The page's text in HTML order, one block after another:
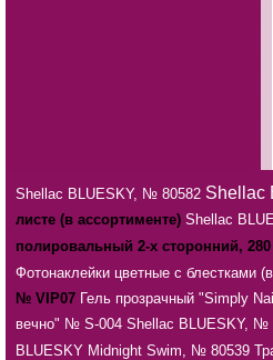
Shellac BLUESKY, № 80582 Shellac
листе (в ассортименте) Shellac
полировальный 2-х сторонний, 280
Фотонаклейки цветные с блестками
№ VIP07 Гель прозрачный "Simply
вечно" № S-004 Shellac BLUESKY, №
BLUESKY Midnight Swim, № 80539